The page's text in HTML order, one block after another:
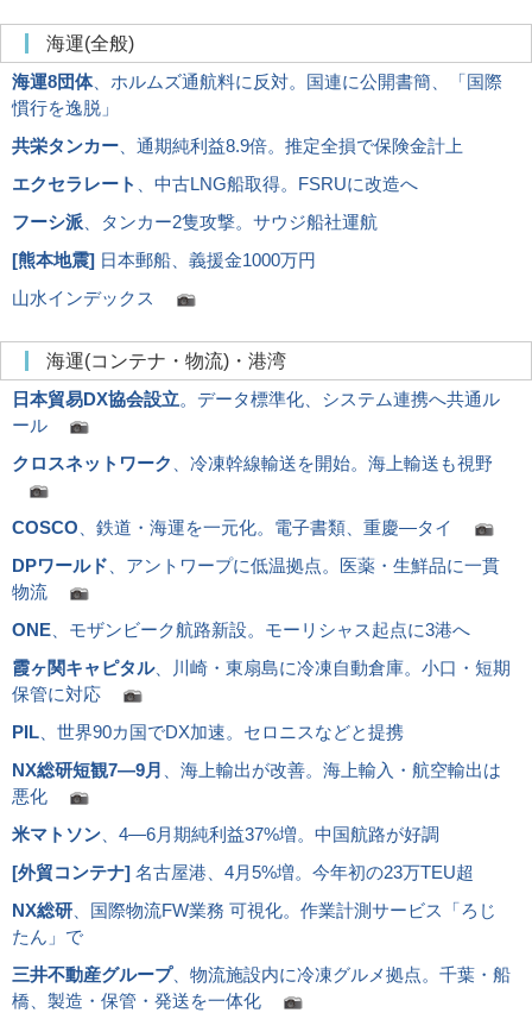
海運(全般)
海運8団体、ホルムズ通航料に反対。国連に公開書簡、「国際
慣行を逸脱」
共栄タンカー、通期純利益8.9倍。推定全損で保険金計上
エクセラレート 、中古LNG船取得。FSRUに改造へ
フーシ派、タンカー2隻攻撃。サウジ船社運航
[熊本地震] 日本郵船、義援金1000万円
山水インデックス
海運(コンテナ・物流)・港湾
日本貿易DX協会設立。データ標準化、システム連携へ共通ル
ール
クロスネットワーク 、冷凍幹線輸送を開始。海上輸送も視野
COSCO、鉄道・海運を一元化。電子書類、重慶―タイ
DPワールド、アントワープに低温拠点。医薬・生鮮品に一貫
物流
ONE、モザンビーク航路新設。モーリシャス起点に3港へ
霞ヶ関キャピタル、川崎・東扇島に冷凍自動倉庫。小口・短期
保管に対応
PIL、世界90カ国でDX加速。セロニスなどと提携
NX総研短観7―9月 、海上輸出が改善。海上輸入・航空輸出は
悪化
米マトソン、4―6月期純利益37%増。中国航路が好調
[外貿コンテナ] 名古屋港、4月5%増。今年初の23万TEU超
NX総研、国際物流FW業務 可視化。作業計測サービス「ろじ
たん」で
三井不動産グループ、物流施設内に冷凍グルメ拠点。千葉・船
橋、製造・保管・発送を一体化